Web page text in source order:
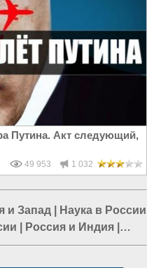
Путина. Акт следующий,
49 953 1 032
и Запад
Наука в России
Россия и Индия